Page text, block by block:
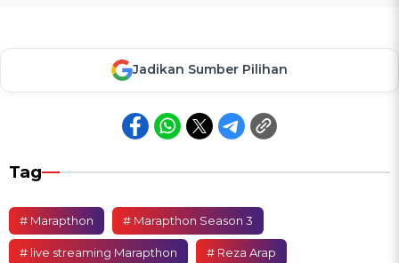
Jadikan Sumber Pilihan
Tag
# Marapthon # Marapthon Season 3
# live streaming Marapthon # Reza Arap